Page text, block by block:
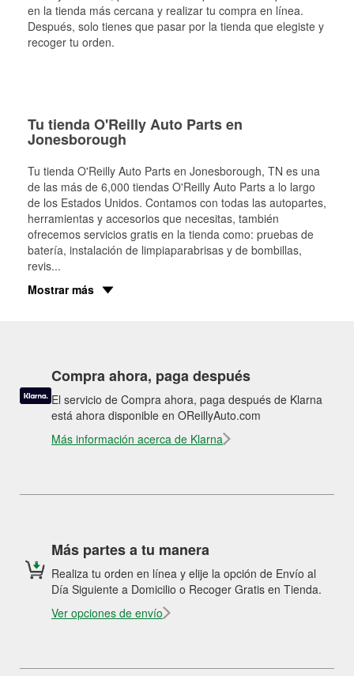
en la tienda más cercana y realizar tu compra en línea.
Después, solo tienes que pasar por la tienda que elegiste y
recoger tu orden.
Tu tienda O'Reilly Auto Parts en
Jonesborough
Tu tienda O'Reilly Auto Parts en Jonesborough, TN es una
de las más de 6,000 tiendas O'Reilly Auto Parts a lo largo
de los Estados Unidos. Contamos con todas las autopartes,
herramientas y accesorios que necesitas, también
ofrecemos servicios gratis en la tienda como: pruebas de
batería, instalación de limpiaparabrisas y de bombillas,
revis...
Mostrar más
Compra ahora, paga después
El servicio de Compra ahora, paga después de Klarna
está ahora disponible en OReillyAuto.com
Más información acerca de Klarna
Más partes a tu manera
Realiza tu orden en línea y elije la opción de Envío al
Día Siguiente a Domicilio o Recoger Gratis en Tienda.
Ver opciones de envío